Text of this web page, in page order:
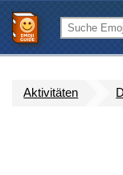
Aktivitäten